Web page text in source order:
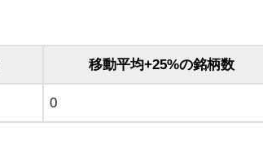
移動平均+25%の銘柄数
0